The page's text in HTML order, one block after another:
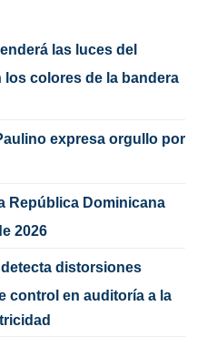
las luces del
los colores de la bandera
expresa orgullo por
República Dominicana
2026
distorsiones
control en auditoría a la